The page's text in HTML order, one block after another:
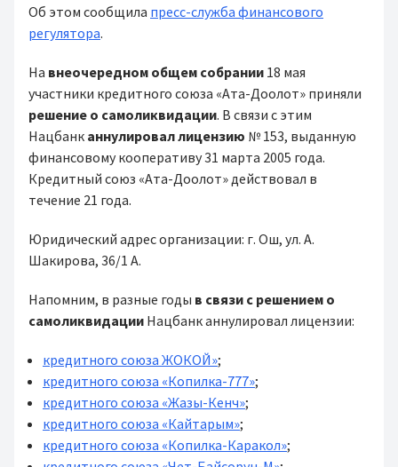
Об этом сообщила пресс-служба финансового
регулятора.
На внеочередном общем собрании 18 мая
участники кредитного союза «Ата-Доолот» приняли
решение о самоликвидации. В связи с этим
Нацбанк аннулировал лицензию № 153, выданную
финансовому кооперативу 31 марта 2005 года.
Кредитный союз «Ата-Доолот» действовал в
течение 21 года.
Юридический адрес организации: г. Ош, ул. А.
Шакирова, 36/1 А.
Напомним, в разные годы в связи с решением о
самоликвидации Нацбанк аннулировал лицензии:
кредитного союза ЖОКОЙ»;
кредитного союза «Копилка-777»;
кредитного союза «Жазы-Кенч»;
кредитного союза «Кайтарым»;
кредитного союза «Копилка-Каракол»;